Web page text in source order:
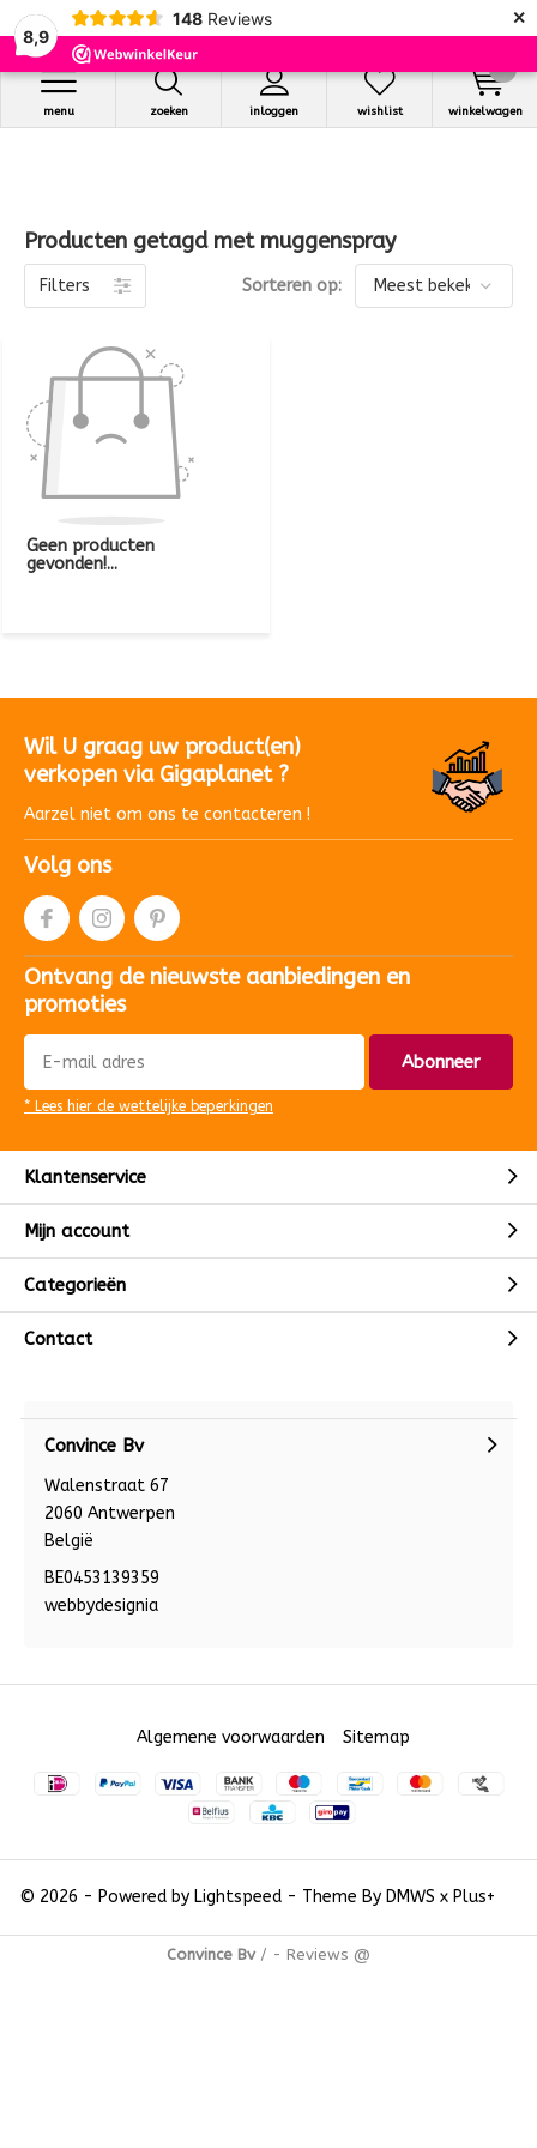
8,9
148 Reviews ×
zoeken inloggen
menu wishlist winkelwagen
Producten getagd met muggenspray
Filters Sorteren op:
Geen producten
gevonden!...
Wil U graag uw product(en)
verkopen via Gigaplanet ?
Aarzel niet om ons te contacteren !
Volg ons
Ontvang de nieuwste aanbiedingen en
promoties
Abonneer
* Lees hier de wettelijke beperkingen
Klantenservice
Mijn account
Categorieën
Contact
Convince Bv
Walenstraat 67
2060 Antwerpen
België
BE0453139359
webbydesignia
© 2026 - Powered by Lightspeed- Theme By DMWS x Plus+
Algemene voorwaarden Sitemap
Convince Bv/ - Reviews @